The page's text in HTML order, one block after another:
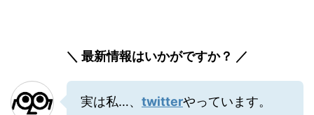
＼ 最新情報はいかがですか？ ／
実は私…、 twitterやっています。